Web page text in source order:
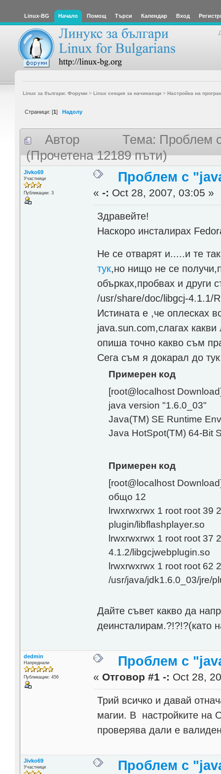
Linux-BG Начало Помощ Търси Календар Вход
Linux за българи: Форуми> Linux секция за начинаещи> Настройка на
Страници: [1] Надолу
Автор
Тема: Проблем
(Прочетена 12189 пъти)
Jivko69
Участници
Публикации: 3
Проблем с
«-: Oct 28, 2007, 03:05 »
Здравейте!
Наскоро инсталирах
Не се отварят и.....и те
тук,но нищо не се
обърках,пробвах и други
/usr/share/doc/libgcj-4.1.1/
Истината е ,че оплесках
java.sun.com,слагах
опиша точно какво съм
Сега съм я докарал до
Примерен код
[root@localhost
java version "1.6.0_03"
Java(TM) SE Runtime
Java HotSpot(TM) 64-Bit
Примерен код
[root@localhost
общо 12
lrwxrwxrwx 1 root root 39
plugin/libflashplayer.so
lrwxrwxrwx 1 root root 37
4.1.2/libgcjwebplugin.so
lrwxrwxrwx 1 root root 62
/usr/java/jdk1.6.0_03/jre/
Дайте съвет какво да
деинсталирам.?!?!?(като
dedmin
Напреднали
Публикации: 456
Проблем с
« Отговор #1 -: Oct 28,
Трий всичко и давай
магии. В настройките на
проверява дали е
Jivko69
Участници Проблем с